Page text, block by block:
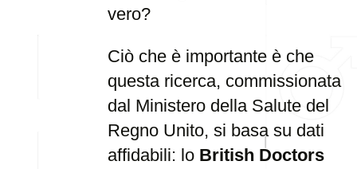
vero?
Ciò che è importante è che
questa ricerca, commissionata
dal Ministero della Salute del
Regno Unito, si basa su dati
affidabili: lo British Doctors